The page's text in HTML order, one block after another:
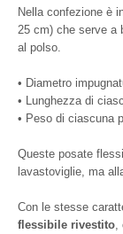
Nella confezione è
25 cm) che serve a
al polso.
• Diametro
• Lunghezza di
• Peso di ciascuna
Queste posate
lavastoviglie, ma
Con le stesse
flessibile rivestito,